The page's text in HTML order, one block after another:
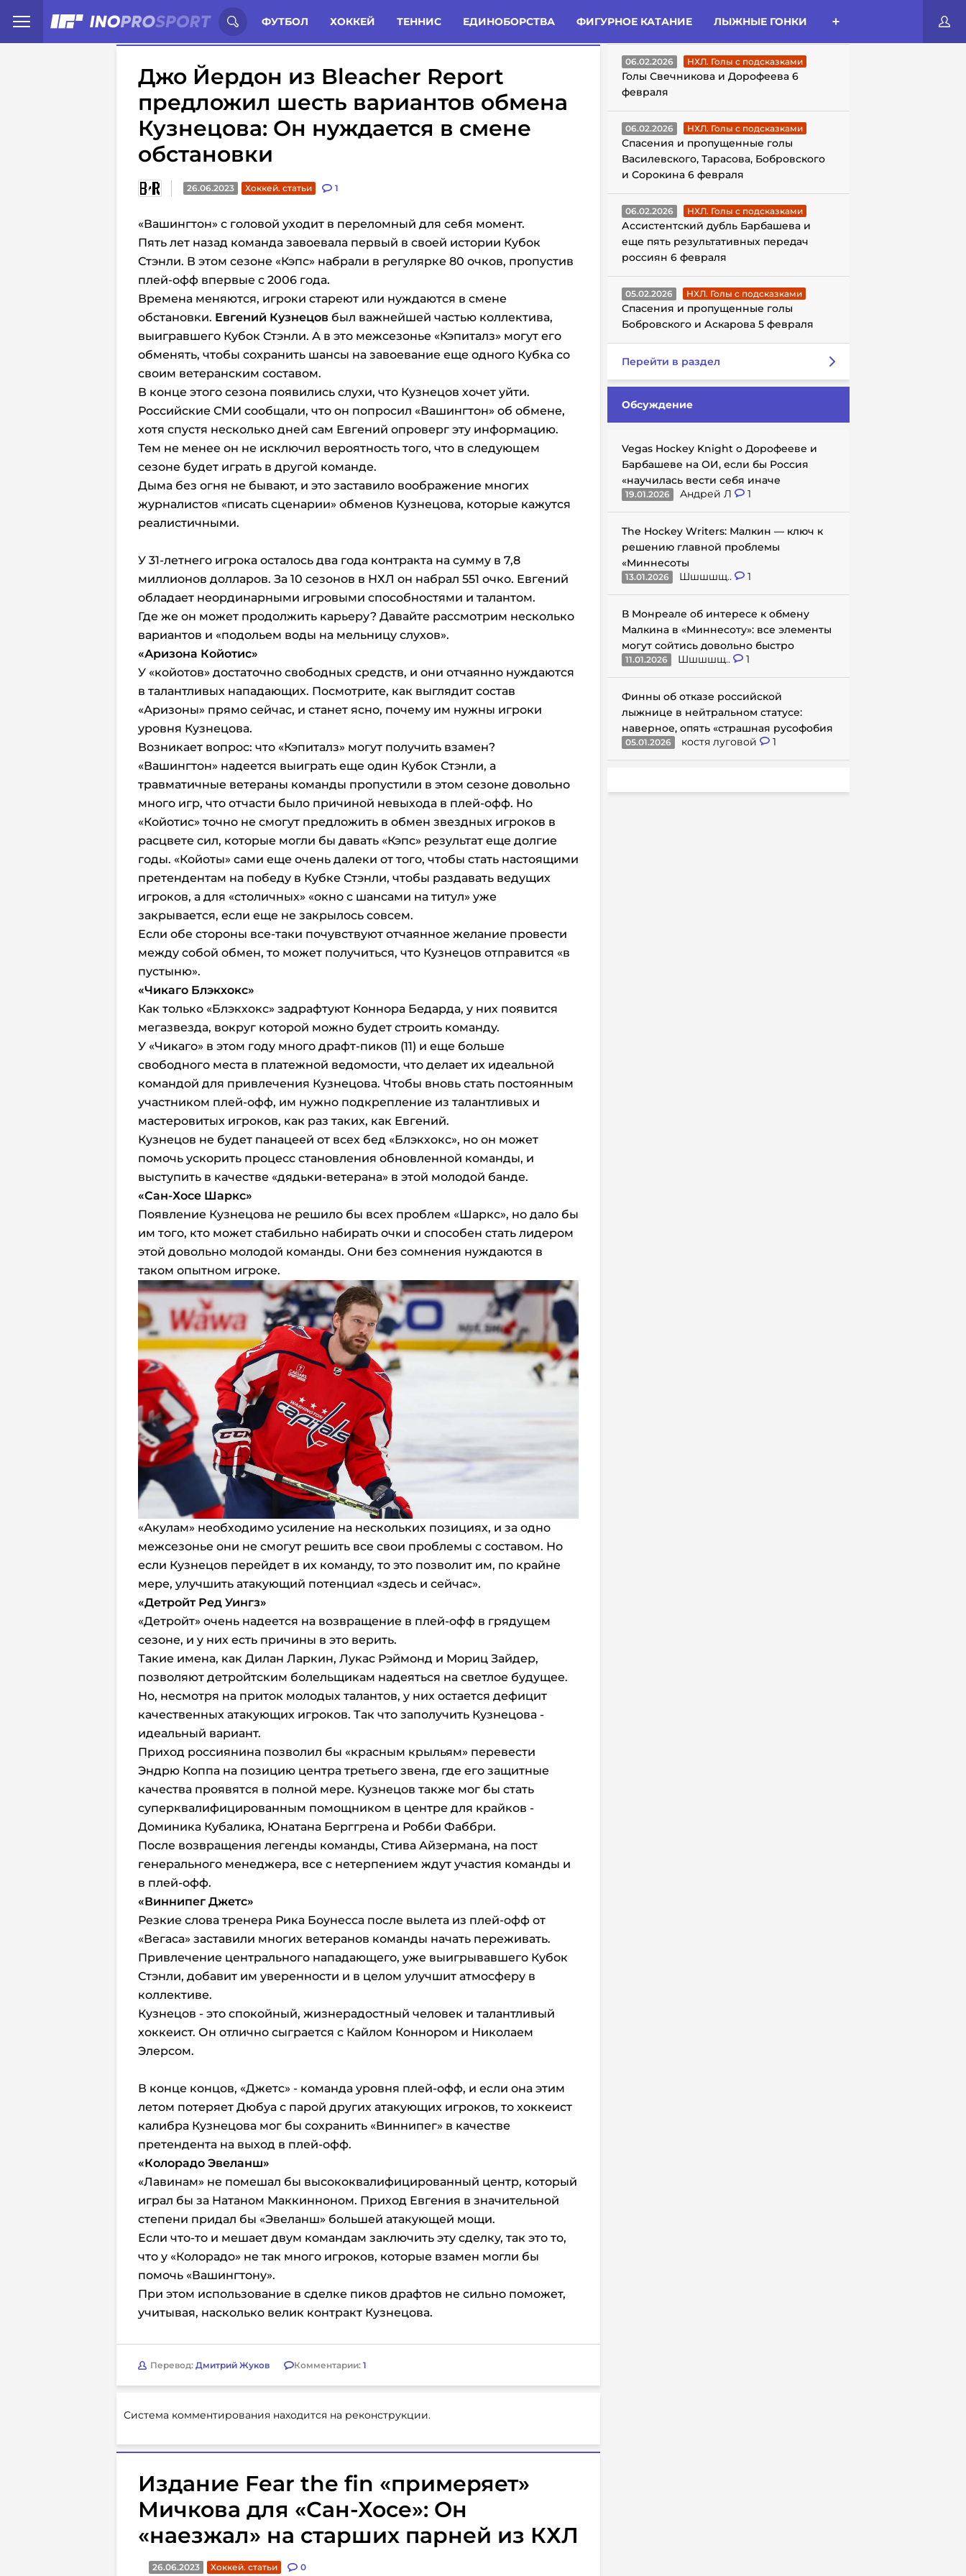
ФУТБОЛ ХОККЕЙ ТЕННИС ЕДИНОБОРСТВА ФИГУРНОЕ КАТАНИЕ ЛЫЖНЫЕ ГОНКИ
Иностранцы о спорте России: Статьи Комменты Новости
Джо Йердон из Bleacher Report
предложил шесть вариантов обмена
Кузнецова: Он нуждается в смене
обстановки
26.06.2023 Хоккей. статьи 1
«Вашингтон» с головой уходит в переломный для себя момент.
Пять лет назад команда завоевала первый в своей истории Кубок
Стэнли. В этом сезоне «Кэпс» набрали в регулярке 80 очков, пропустив
плей-офф впервые с 2006 года.
Времена меняются, игроки стареют или нуждаются в смене
обстановки. Евгений Кузнецов был важнейшей частью коллектива,
выигравшего Кубок Стэнли. А в это межсезонье «Кэпиталз» могут его
обменять, чтобы сохранить шансы на завоевание еще одного Кубка со
своим ветеранским составом.
В конце этого сезона появились слухи, что Кузнецов хочет уйти.
Российские СМИ сообщали, что он попросил «Вашингтон» об обмене,
хотя спустя несколько дней сам Евгений опроверг эту информацию.
Тем не менее он не исключил вероятность того, что в следующем
сезоне будет играть в другой команде.
Дыма без огня не бывают, и это заставило воображение многих
журналистов «писать сценарии» обменов Кузнецова, которые кажутся
реалистичными.
У 31-летнего игрока осталось два года контракта на сумму в 7,8
миллионов долларов. За 10 сезонов в НХЛ он набрал 551 очко. Евгений
обладает неординарными игровыми способностями и талантом.
Где же он может продолжить карьеру? Давайте рассмотрим несколько
вариантов и «подольем воды на мельницу слухов».
«Аризона Койотис»
У «койотов» достаточно свободных средств, и они отчаянно нуждаются
в талантливых нападающих. Посмотрите, как выглядит состав
«Аризоны» прямо сейчас, и станет ясно, почему им нужны игроки
уровня Кузнецова.
Возникает вопрос: что «Кэпиталз» могут получить взамен?
«Вашингтон» надеется выиграть еще один Кубок Стэнли, а
травматичные ветераны команды пропустили в этом сезоне довольно
много игр, что отчасти было причиной невыхода в плей-офф. Но
«Койотис» точно не смогут предложить в обмен звездных игроков в
расцвете сил, которые могли бы давать «Кэпс» результат еще долгие
годы. «Койоты» сами еще очень далеки от того, чтобы стать настоящими
претендентам на победу в Кубке Стэнли, чтобы раздавать ведущих
игроков, а для «столичных» «окно с шансами на титул» уже
закрывается, если еще не закрылось совсем.
Если обе стороны все-таки почувствуют отчаянное желание провести
между собой обмен, то может получиться, что Кузнецов отправится «в
пустыню».
«Чикаго Блэкхокс»
Как только «Блэкхокс» задрафтуют Коннора Бедарда, у них появится
мегазвезда, вокруг которой можно будет строить команду.
У «Чикаго» в этом году много драфт-пиков (11) и еще больше
свободного места в платежной ведомости, что делает их идеальной
командой для привлечения Кузнецова. Чтобы вновь стать постоянным
участником плей-офф, им нужно подкрепление из талантливых и
мастеровитых игроков, как раз таких, как Евгений.
Кузнецов не будет панацеей от всех бед «Блэкхокс», но он может
помочь ускорить процесс становления обновленной команды, и
выступить в качестве «дядьки-ветерана» в этой молодой банде.
«Сан-Хосе Шаркс»
Появление Кузнецова не решило бы всех проблем «Шаркс», но дало бы
им того, кто может стабильно набирать очки и способен стать лидером
этой довольно молодой команды. Они без сомнения нуждаются в
таком опытном игроке.
«Акулам» необходимо усиление на нескольких позициях, и за одно
межсезонье они не смогут решить все свои проблемы с составом. Но
если Кузнецов перейдет в их команду, то это позволит им, по крайне
мере, улучшить атакующий потенциал «здесь и сейчас».
«Детройт Ред Уингз»
«Детройт» очень надеется на возвращение в плей-офф в грядущем
сезоне, и у них есть причины в это верить.
Такие имена, как Дилан Ларкин, Лукас Рэймонд и Мориц Зайдер,
позволяют детройтским болельщикам надеяться на светлое будущее.
Но, несмотря на приток молодых талантов, у них остается дефицит
качественных атакующих игроков. Так что заполучить Кузнецова -
идеальный вариант.
Приход россиянина позволил бы «красным крыльям» перевести
Эндрю Коппа на позицию центра третьего звена, где его защитные
качества проявятся в полной мере. Кузнецов также мог бы стать
суперквалифицированным помощником в центре для крайков -
Доминика Кубалика, Юнатана Берггрена и Робби Фаббри.
После возвращения легенды команды, Стива Айзермана, на пост
генерального менеджера, все с нетерпением ждут участия команды и
в плей-офф.
«Виннипег Джетс»
Резкие слова тренера Рика Боунесса после вылета из плей-офф от
«Вегаса» заставили многих ветеранов команды начать переживать.
Привлечение центрального нападающего, уже выигрывавшего Кубок
Стэнли, добавит им уверенности и в целом улучшит атмосферу в
коллективе.
Кузнецов - это спокойный, жизнерадостный человек и талантливый
хоккеист. Он отлично сыграется с Кайлом Коннором и Николаем
Элерсом.
В конце концов, «Джетс» - команда уровня плей-офф, и если она этим
летом потеряет Дюбуа с парой других атакующих игроков, то хоккеист
калибра Кузнецова мог бы сохранить «Виннипег» в качестве
претендента на выход в плей-офф.
«Колорадо Эвеланш»
«Лавинам» не помешал бы высококвалифицированный центр, который
играл бы за Натаном Маккинноном. Приход Евгения в значительной
степени придал бы «Эвеланш» большей атакующей мощи.
Если что-то и мешает двум командам заключить эту сделку, так это то,
что у «Колорадо» не так много игроков, которые взамен могли бы
помочь «Вашингтону».
При этом использование в сделке пиков драфтов не сильно поможет,
учитывая, насколько велик контракт Кузнецова.
Перевод: Дмитрий Жуков Комментарии: 1
Система комментирования находится на реконструкции.
Издание Fear the fin «примеряет»
Мичкова для «Сан-Хосе»: Он
«наезжал» на старших парней из КХЛ
26.06.2023 Хоккей. статьи 0
ГОЛЫ С ПОДСКАЗКАМИ
06.02.2026 НХЛ. Голы с подсказками
Голы Свечникова и Дорофеева 6
февраля
06.02.2026 НХЛ. Голы с подсказками
Спасения и пропущенные голы
Василевского, Тарасова, Бобровского
и Сорокина 6 февраля
06.02.2026 НХЛ. Голы с подсказками
Ассистентский дубль Барбашева и
еще пять результативных передач
россиян 6 февраля
05.02.2026 НХЛ. Голы с подсказками
Спасения и пропущенные голы
Бобровского и Аскарова 5 февраля
Перейти в раздел
Обсуждение
Vegas Hockey Knight о Дорофееве и
Барбашеве на ОИ, если бы Россия
«научилась вести себя иначе
19.01.2026 Андрей Л 1
The Hockey Writers: Малкин — ключ к
решению главной проблемы
«Миннесоты
13.01.2026 Шшшшщ.. 1
В Монреале об интересе к обмену
Малкина в «Миннесоту»: все элементы
могут сойтись довольно быстро
11.01.2026 Шшшшщ.. 1
Финны об отказе российской
лыжнице в нейтральном статусе:
наверное, опять «страшная русофобия
05.01.2026 костя луговой 1